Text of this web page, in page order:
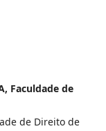
Faculdade de
de Direito de